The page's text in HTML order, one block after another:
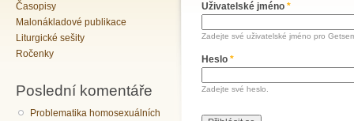
Časopisy
Malonákladové publikace
Liturgické sešity
Ročenky
Poslední komentáře
Problematika homosexuálních
Uživatelské jméno *
Zadejte své uživatelské jméno pro
Heslo *
Zadejte své heslo.